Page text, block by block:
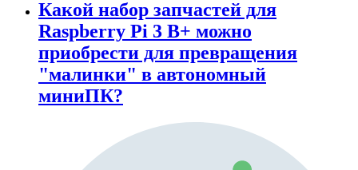
Какой набор запчастей для
Raspberry Pi 3 B+ можно
приобрести для превращения
"малинки" в автономный
миниПК?